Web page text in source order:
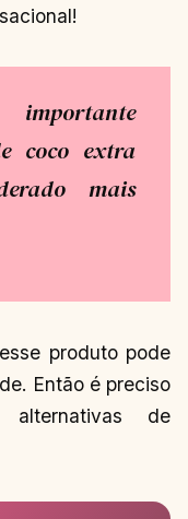
coco extra
mais
produto pode
Então é preciso
de